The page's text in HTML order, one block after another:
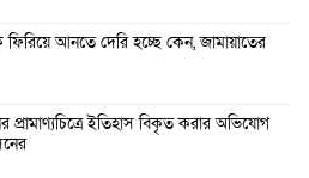
ফিরিয়ে আনতে দেরি হচ্ছে কেন, জামায়াতের
প্রামাণ্যচিত্রে ইতিহাস বিকৃত করার অভিযোগ